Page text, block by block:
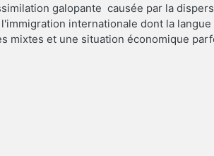
galopante causée par la
internationale dont la
mixtes et une situation économique